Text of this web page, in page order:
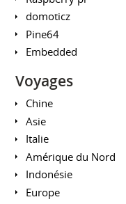
domoticz
Pine64
Embedded
Voyages
Chine
Asie
Italie
Amérique du Nord
Indonésie
Europe